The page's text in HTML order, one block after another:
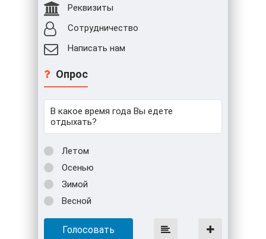
Реквизиты
Сотрудничество
Написать нам
Опрос
В какое время года Вы едете
отдыхать?
Летом
Осенью
Зимой
Весной
Голосовать